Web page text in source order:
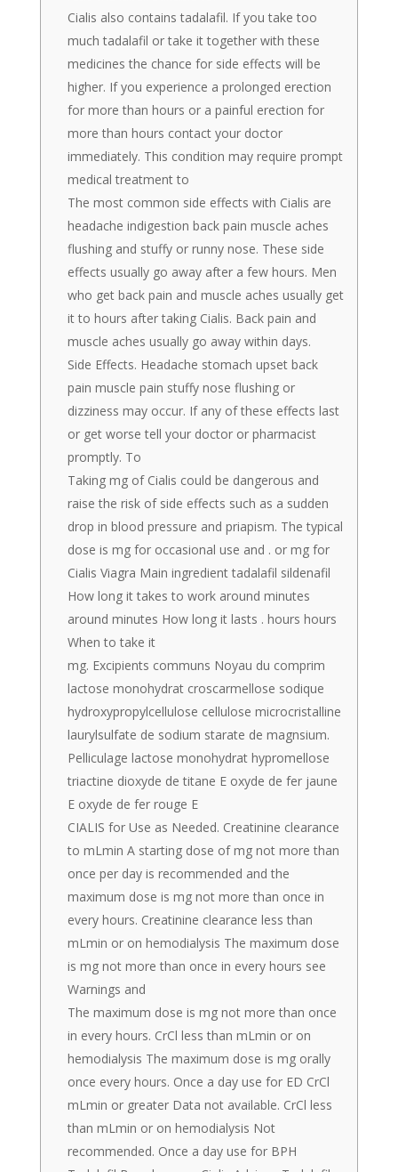
Cialis also contains tadalafil. If you take too
much tadalafil or take it together with these
medicines the chance for side effects will be
higher. If you experience a prolonged erection
for more than hours or a painful erection for
more than hours contact your doctor
immediately. This condition may require prompt
medical treatment to
The most common side effects with Cialis are
headache indigestion back pain muscle aches
flushing and stuffy or runny nose. These side
effects usually go away after a few hours. Men
who get back pain and muscle aches usually get
it to hours after taking Cialis. Back pain and
muscle aches usually go away within days.
Side Effects. Headache stomach upset back
pain muscle pain stuffy nose flushing or
dizziness may occur. If any of these effects last
or get worse tell your doctor or pharmacist
promptly. To
Taking mg of Cialis could be dangerous and
raise the risk of side effects such as a sudden
drop in blood pressure and priapism. The typical
dose is mg for occasional use and . or mg for
Cialis Viagra Main ingredient tadalafil sildenafil
How long it takes to work around minutes
around minutes How long it lasts . hours hours
When to take it
mg. Excipients communs Noyau du comprim
lactose monohydrat croscarmellose sodique
hydroxypropylcellulose cellulose microcristalline
laurylsulfate de sodium starate de magnsium.
Pelliculage lactose monohydrat hypromellose
triactine dioxyde de titane E oxyde de fer jaune
E oxyde de fer rouge E
CIALIS for Use as Needed. Creatinine clearance
to mLmin A starting dose of mg not more than
once per day is recommended and the
maximum dose is mg not more than once in
every hours. Creatinine clearance less than
mLmin or on hemodialysis The maximum dose
is mg not more than once in every hours see
Warnings and
The maximum dose is mg not more than once
in every hours. CrCl less than mLmin or on
hemodialysis The maximum dose is mg orally
once every hours. Once a day use for ED CrCl
mLmin or greater Data not available. CrCl less
than mLmin or on hemodialysis Not
recommended. Once a day use for BPH